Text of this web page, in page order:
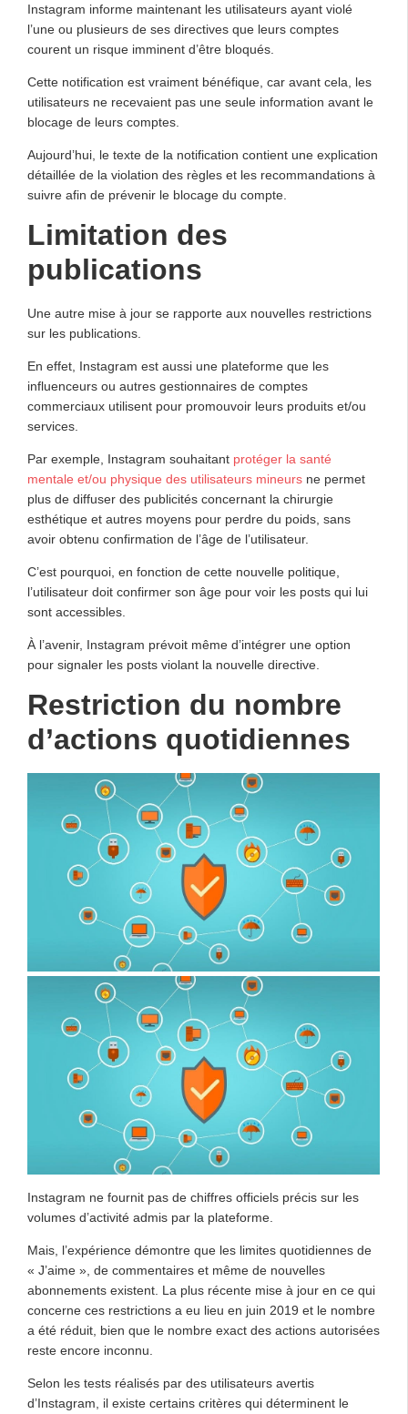
Instagram informe maintenant les utilisateurs ayant violé
l’une ou plusieurs de ses directives que leurs comptes
courent un risque imminent d’être bloqués.
Cette notification est vraiment bénéfique, car avant cela, les
utilisateurs ne recevaient pas une seule information avant le
blocage de leurs comptes.
Aujourd’hui, le texte de la notification contient une explication
détaillée de la violation des règles et les recommandations à
suivre afin de prévenir le blocage du compte.
Limitation des
publications
Une autre mise à jour se rapporte aux nouvelles restrictions
sur les publications.
En effet, Instagram est aussi une plateforme que les
influenceurs ou autres gestionnaires de comptes
commerciaux utilisent pour promouvoir leurs produits et/ou
services.
Par exemple, Instagram souhaitant protéger la santé
mentale et/ou physique des utilisateurs mineurs ne permet
plus de diffuser des publicités concernant la chirurgie
esthétique et autres moyens pour perdre du poids, sans
avoir obtenu confirmation de l’âge de l’utilisateur.
C’est pourquoi, en fonction de cette nouvelle politique,
l’utilisateur doit confirmer son âge pour voir les posts qui lui
sont accessibles.
À l’avenir, Instagram prévoit même d’intégrer une option
pour signaler les posts violant la nouvelle directive.
Restriction du nombre
d’actions quotidiennes
Instagram ne fournit pas de chiffres officiels précis sur les
volumes d’activité admis par la plateforme.
Mais, l’expérience démontre que les limites quotidiennes de
« J’aime », de commentaires et même de nouvelles
abonnements existent. La plus récente mise à jour en ce qui
concerne ces restrictions a eu lieu en juin 2019 et le nombre
a été réduit, bien que le nombre exact des actions autorisées
reste encore inconnu.
Selon les tests réalisés par des utilisateurs avertis
d’Instagram, il existe certains critères qui déterminent le